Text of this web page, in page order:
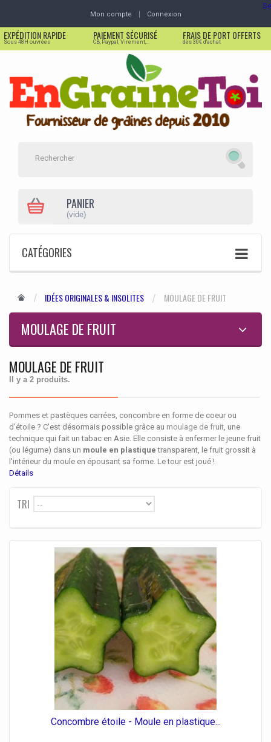
Mon compte Connexion
EXPÉDITION RAPIDE
Sous 48H ouvrées
PAIEMENT SÉCURISÉ
CB, Paypal, Virement,...
FRAIS DE PORT OFFERTS
dès 30€ d'achat
PANIER
(vide)
CATÉGORIES
IDÉES ORIGINALES & INSOLITES MOULAGE DE FRUIT
MOULAGE DE FRUIT
MOULAGE DE FRUIT
Il y a 2 produits.
Pommes et pastèques carrées, concombre en forme de coeur ou
d'étoile ? C'est désormais possible grâce au moulage de fruit, une
technique qui fait un tabac en Asie. Elle consiste à enfermer le jeune fruit
(ou légume) dans un moule en plastique transparent, le fruit grossit à
l'intérieur du moule en épousant sa forme. Le tour est joué !
Détails
TRI --
Concombre étoile - Moule en plastique...